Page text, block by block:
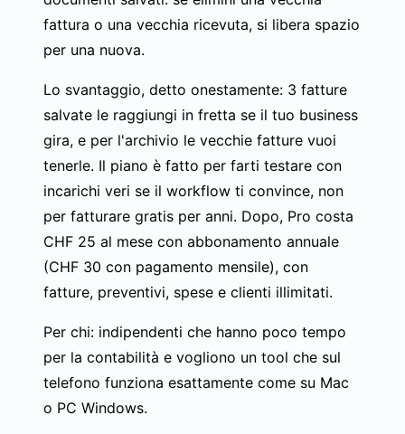
fattura o una vecchia ricevuta, si libera spazio
per una nuova.
Lo svantaggio, detto onestamente: 3 fatture
salvate le raggiungi in fretta se il tuo business
gira, e per l'archivio le vecchie fatture vuoi
tenerle. Il piano è fatto per farti testare con
incarichi veri se il workflow ti convince, non
per fatturare gratis per anni. Dopo, Pro costa
CHF 25 al mese con abbonamento annuale
(CHF 30 con pagamento mensile), con
fatture, preventivi, spese e clienti illimitati.
Per chi: indipendenti che hanno poco tempo
per la contabilità e vogliono un tool che sul
telefono funziona esattamente come su Mac
o PC Windows.